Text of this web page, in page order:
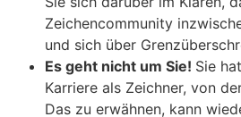
Zeichencommunity
und sich über
Es geht nicht um Sie! Sie
Karriere als Zeichner, von
Das zu erwähnen, kann